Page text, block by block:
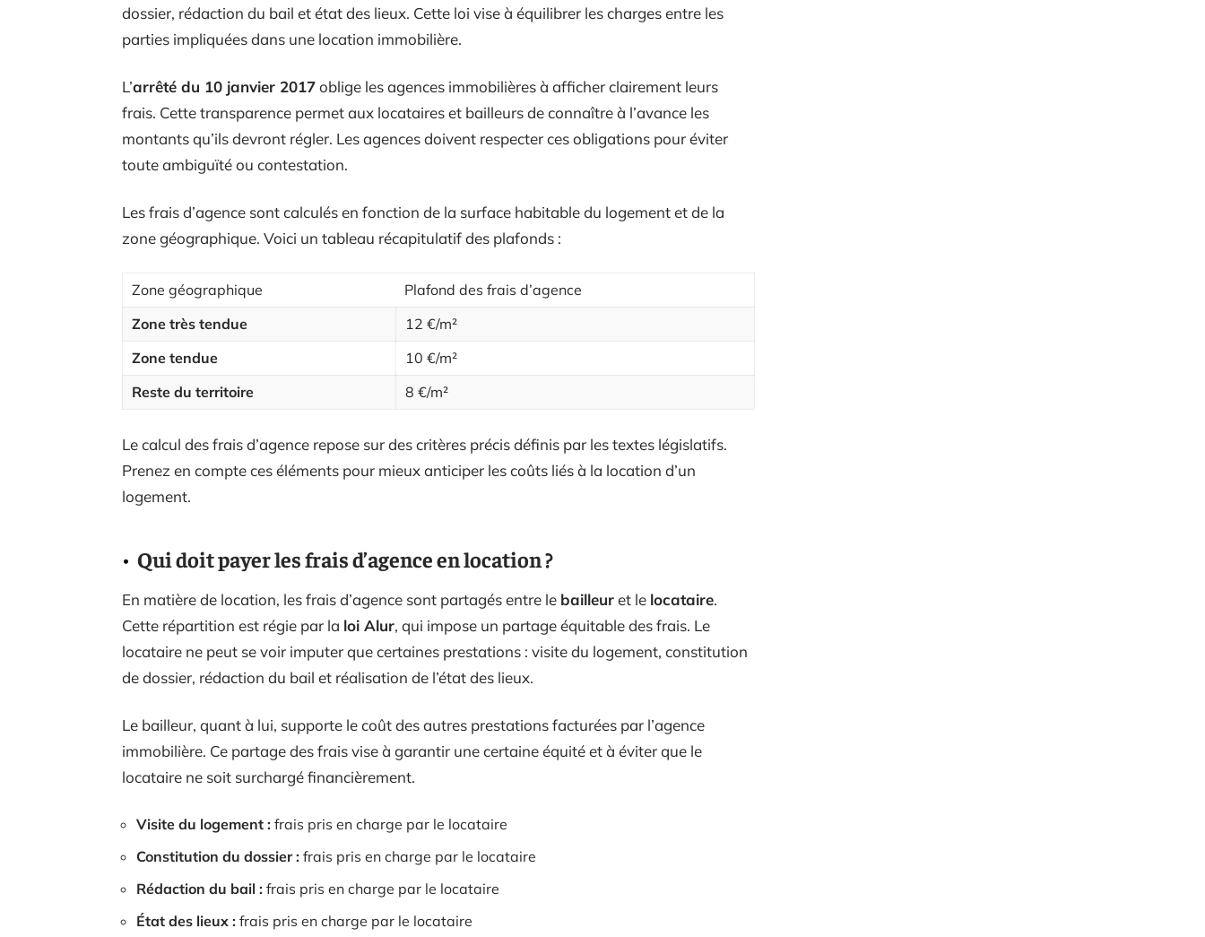
dossier, rédaction du bail et état des lieux. Cette loi vise à équilibrer les charges entre les
parties impliquées dans une location immobilière.
L’arrêté du 10 janvier 2017oblige les agences immobilières à afficher clairement leurs
frais. Cette transparence permet aux locataires et bailleurs de connaître à l’avance les
montants qu’ils devront régler. Les agences doivent respecter ces obligations pour éviter
toute ambiguïté ou contestation.
Les frais d’agence sont calculés en fonction de la surface habitable du logement et de la
zone géographique. Voici un tableau récapitulatif des plafonds :
Zone géographique
Plafond des frais d’agence
Zone très tendue
12 €/m²
Zone tendue
10 €/m²
Reste du territoire
8 €/m²
Le calcul des frais d’agence repose sur des critères précis définis par les textes législatifs.
Prenez en compte ces éléments pour mieux anticiper les coûts liés à la location d’un
logement.
Qui doit payer les frais d’agence en location ?
En matière de location, les frais d’agence sont partagés entre le bailleuret le locataire.
Cette répartition est régie par la loi Alur, qui impose un partage équitable des frais. Le
locataire ne peut se voir imputer que certaines prestations : visite du logement, constitution
de dossier, rédaction du bail et réalisation de l’état des lieux.
Le bailleur, quant à lui, supporte le coût des autres prestations facturées par l’agence
immobilière. Ce partage des frais vise à garantir une certaine équité et à éviter que le
locataire ne soit surchargé financièrement.
Visite du logement : frais pris en charge par le locataire
Constitution du dossier : frais pris en charge par le locataire
Rédaction du bail : frais pris en charge par le locataire
État des lieux : frais pris en charge par le locataire